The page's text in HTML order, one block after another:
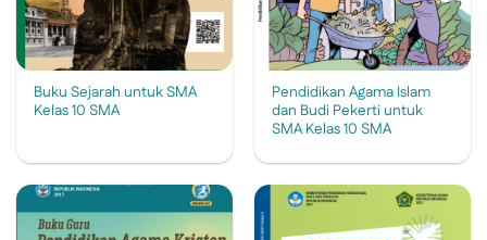
Buku Sejarah untuk SMA
Kelas 10 SMA
Pendidikan Agama Islam
dan Budi Pekerti untuk
SMA Kelas 10 SMA